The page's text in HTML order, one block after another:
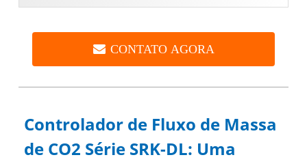
semicondutores e aplicações
de instal
CONTATO AGORA
Controlador de Fluxo de Massa
de CO2 Série SRK-DL: Uma